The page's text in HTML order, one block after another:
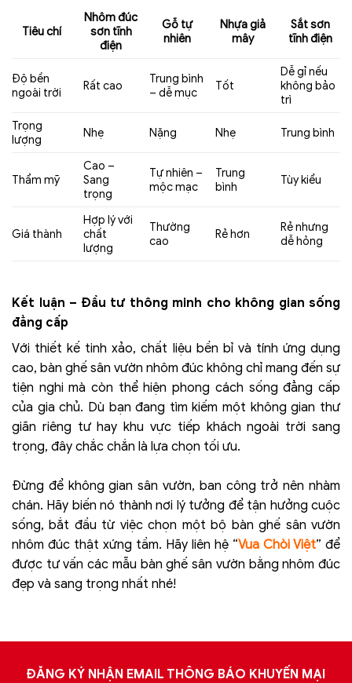
Tiêu chí
Nhôm đúc
sơn tĩnh
điện
Gỗ tự
nhiên
Nhựa giả
mây
Sắt sơn
tĩnh điện
Độ bền
ngoài trời
Rất cao
Trung bình
– dễ mục
Tốt
Dễ gỉ nếu
không bảo
trì
Trọng
lượng
Nhẹ Nặng Nhẹ Trung bình
Thẩm mỹ
Cao –
Sang
trọng
Tự nhiên –
mộc mạc
Trung
bình
Tùy kiểu
Giá thành
Hợp lý với
chất
lượng
Thường
cao
Rẻ hơn
Rẻ nhưng
dễ hỏng
Kết luận – Đầu tư thông minh cho không gian sống
đẳng cấp
Với thiết kế tinh xảo, chất liệu bền bỉ và tính ứng dụng
cao, bàn ghế sân vườn nhôm đúc không chỉ mang đến sự
tiện nghi mà còn thể hiện phong cách sống đẳng cấp
của gia chủ. Dù bạn đang tìm kiếm một không gian thư
giãn riêng tư hay khu vực tiếp khách ngoài trời sang
trọng, đây chắc chắn là lựa chọn tối ưu.
Đừng để không gian sân vườn, ban công trở nên nhàm
chán. Hãy biến nó thành nơi lý tưởng để tận hưởng cuộc
sống, bắt đầu từ việc chọn một bộ bàn ghế sân vườn
nhôm đúc thật xứng tầm. Hãy liên hệ “Vua Chòi Việt” để
được tư vấn các mẫu bàn ghế sân vườn bằng nhôm đúc
đẹp và sang trọng nhất nhé!
ĐĂNG KÝ NHẬN EMAIL THÔNG BÁO KHUYẾN MẠI